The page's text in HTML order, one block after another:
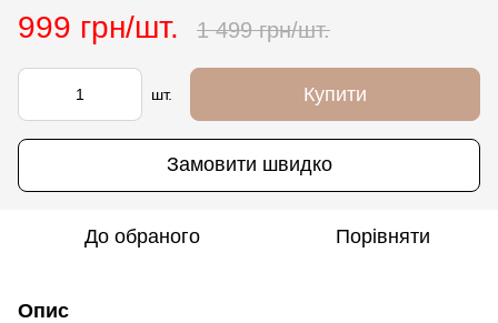
999 грн/шт. 1 499 грн/шт.
шт. Купити
Замовити швидко
До обраного Порівняти
Опис